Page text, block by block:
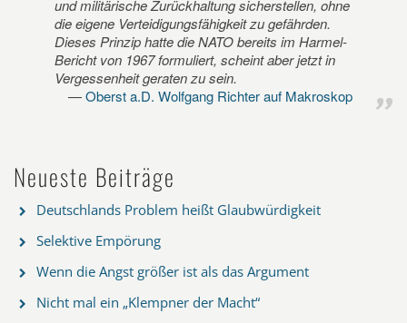
und militärische Zurückhaltung sicherstellen, ohne
die eigene Verteidigungsfähigkeit zu gefährden.
Dieses Prinzip hatte die NATO bereits im Harmel-
Bericht von 1967 formuliert, scheint aber jetzt in
Vergessenheit geraten zu sein.
Oberst a.D. Wolfgang Richter auf Makroskop
Neueste Beiträge
Deutschlands Problem heißt Glaubwürdigkeit
Selektive Empörung
Wenn die Angst größer ist als das Argument
Nicht mal ein „Klempner der Macht“